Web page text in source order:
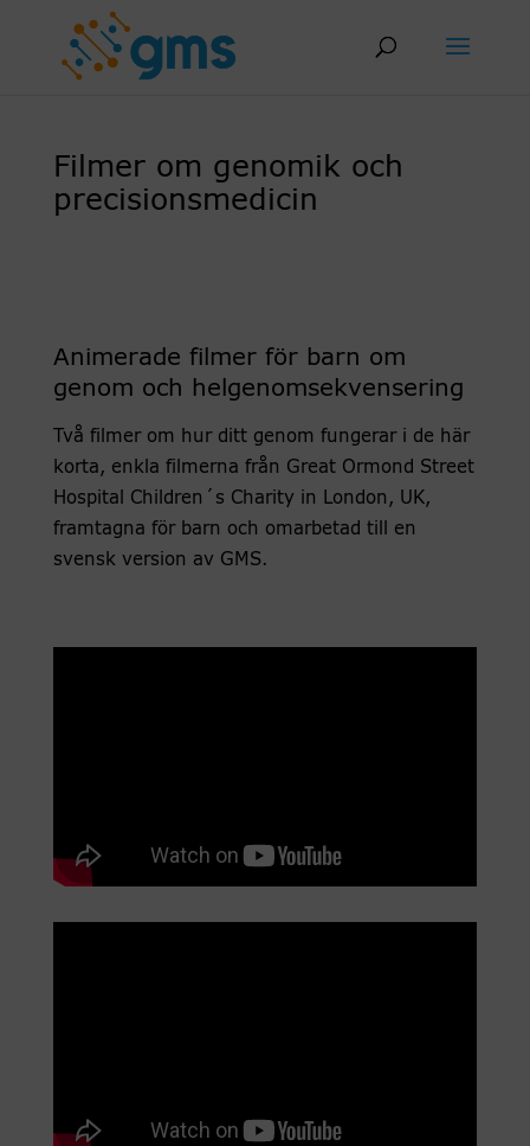
Filmer om genomik och
precisionsmedicin
Animerade filmer för barn om
genom och helgenomsekvensering
Två filmer om hur ditt genom fungerar i de här
korta, enkla filmerna från Great Ormond Street
Hospital Children´s Charity in London, UK,
framtagna för barn och omarbetad till en
svensk version av GMS.